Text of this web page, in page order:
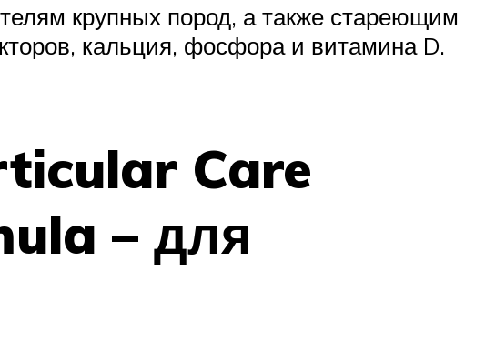
крупных пород, а также стареющим
кальция, фосфора и витамина D.
Care
– для